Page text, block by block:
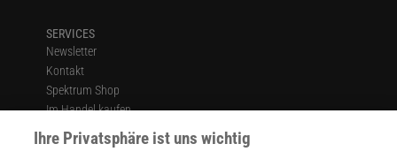
SERVICES
Newsletter
Kontakt
Spektrum Shop
Im Handel kaufen
Presse
Verträge kündigen
Ihre Privatsphäre ist uns wichtig